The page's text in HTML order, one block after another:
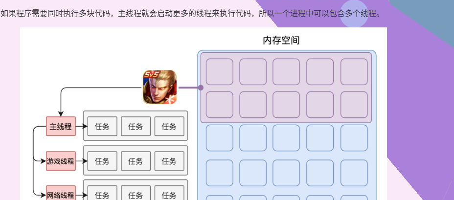
如果程序需要同时执行多块代码，主线程就会启动更多的线程来执行代码，所以一个进程中可以包含多个线程。